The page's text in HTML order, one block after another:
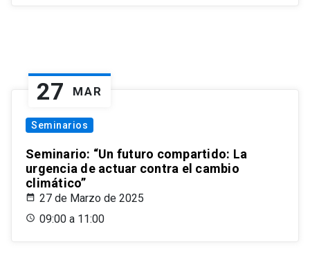
27 MAR
Seminarios
Seminario: “Un futuro compartido: La
urgencia de actuar contra el cambio
climático”
27 de Marzo de 2025
09:00 a 11:00